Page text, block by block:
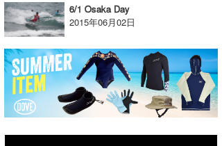
6/1 Osaka Day
2015年06月02日
たっちー
ハンマー
まっきー
三輪予報士
小川予報士